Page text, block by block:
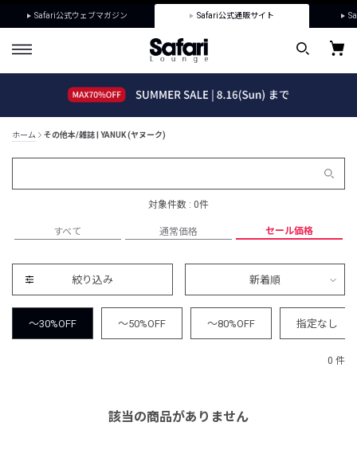
Safari公式ウェブマガジン Safari公式通販サイト
ホーム その他本/雑誌 | YANUK (ヤヌーク)
対象件数 : 0件
すべて 通常価格 セール価格
絞り込み 新着順
～30%OFF ～50%OFF ～80%OFF 指定なし
0 件
該当の商品がありません